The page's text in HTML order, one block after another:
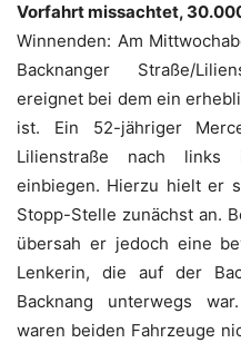
Vorfahrt missachtet,
Winnenden: Am
Backnanger Straße/
ereignet bei dem ein
ist. Ein 52-jähriger
Lilienstraße nach links
einbiegen. Hierzu hielt er
Stopp-Stelle zunächst an.
übersah er jedoch eine
Lenkerin, die auf der
Backnang unterwegs
waren beiden Fahrzeuge